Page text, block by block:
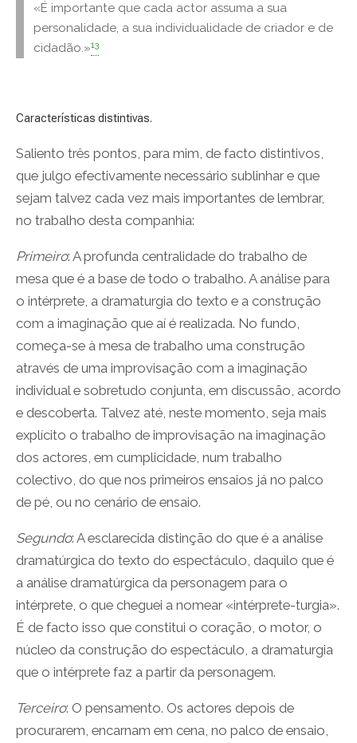
«É importante que cada actor assuma a sua
personalidade, a sua individualidade de criador e de
cidadão.»13
Características distintivas.
Saliento três pontos, para mim, de facto distintivos,
que julgo efectivamente necessário sublinhar e que
sejam talvez cada vez mais importantes de lembrar,
no trabalho desta companhia:
Primeiro: A profunda centralidade do trabalho de
mesa que é a base de todo o trabalho. A análise para
o intérprete, a dramaturgia do texto e a construção
com a imaginação que aí é realizada. No fundo,
começa-se à mesa de trabalho uma construção
através de uma improvisação com a imaginação
individual e sobretudo conjunta, em discussão, acordo
e descoberta. Talvez até, neste momento, seja mais
explícito o trabalho de improvisação na imaginação
dos actores, em cumplicidade, num trabalho
colectivo, do que nos primeiros ensaios já no palco
de pé, ou no cenário de ensaio.
Segundo: A esclarecida distinção do que é a análise
dramatúrgica do texto do espectáculo, daquilo que é
a análise dramatúrgica da personagem para o
intérprete, o que cheguei a nomear «intérprete-turgia».
É de facto isso que constitui o coração, o motor, o
núcleo da construção do espectáculo, a dramaturgia
que o intérprete faz a partir da personagem.
Terceiro: O pensamento. Os actores depois de
procurarem, encarnam em cena, no palco de ensaio,